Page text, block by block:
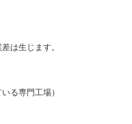
は生じます。
る専門工場）